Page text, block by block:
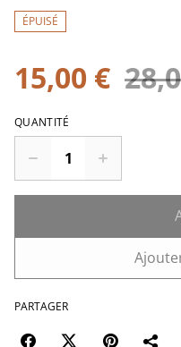
ÉPUISÉ
15,00 €
QUANTITÉ
PARTAGER